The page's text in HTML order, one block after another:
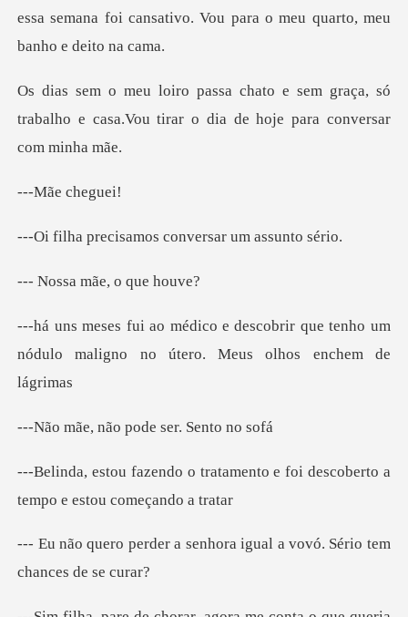
essa semana foi cansativo. Vou pa
m graça, só
trabalho e casa.Vou tirar o
e che
isamos conversar
mãe, o q
obrir que tenho um
nódulo maligno no
ão pode ser.
atamento e foi descoberto a
te
senhora igual a vovó. Séri